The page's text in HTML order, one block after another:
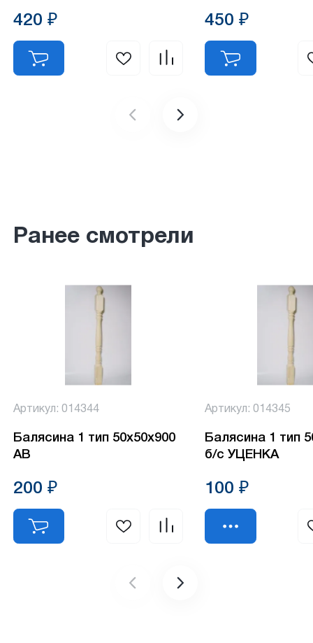
420 ₽ 450 ₽
Ранее смотрели
Артикул: 014344
Балясина 1 тип 50х50х900
АВ
200 ₽
Артикул: 014345
Балясина 1 тип
б/с УЦЕНКА
100 ₽